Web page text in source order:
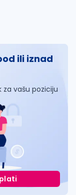
ili iznad
vašu poziciju